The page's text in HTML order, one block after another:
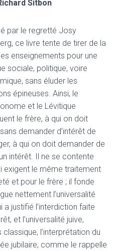
Sitbon
par le regretté Josy
ce livre tente de tirer de la
enseignements pour une
sociale, politique, voire
sans éluder les
épineuses. Ainsi, le
et le Lévitique
le frère, à qui on doit
demander d’intérêt de
à qui on doit demander de
intérêt. Il ne se contente
exigent le même traitement
et pour le frère ; il fonde
nettement l’universalité
a justifié l’interdiction faite
et l’universalité juive,
l’interprétation du
jubilaire, comme le rappelle